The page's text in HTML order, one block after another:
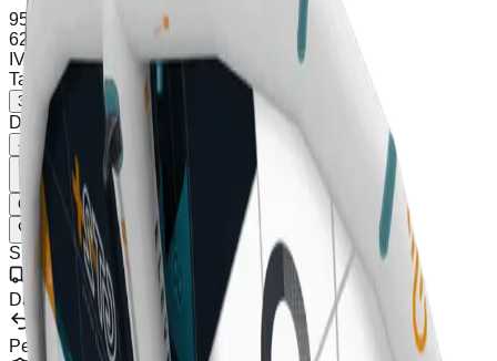
959.00
623,35
IVA incl.Spedizione calcolata al checkout
Taglia :
3M
Disponibile (1 unità), spedizione in 2-5 giorni
-
Aggiungi al Carrello
Compra Ora
Lista dei Desideri
Condividi
SKU :
EGT2PES
Spedizione Gratuita
Da €100
Resi
Per 30 Giorni